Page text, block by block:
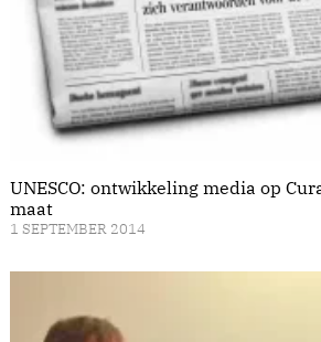
UNESCO: ontwikkeling media op
maat
1 SEPTEMBER 2014